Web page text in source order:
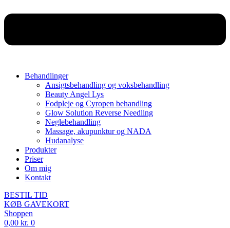
Behandlinger
Ansigtsbehandling og voksbehandling
Beauty Angel Lys
Fodpleje og Cyropen behandling
Glow Solution Reverse Needling
Neglebehandling
Massage, akupunktur og NADA
Hudanalyse
Produkter
Priser
Om mig
Kontakt
BESTIL TID
KØB GAVEKORT
Shoppen
0,00 kr. 0